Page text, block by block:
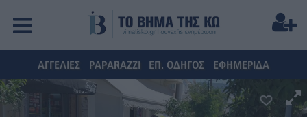
ΑΓΓΕΛΙΕΣ PAPARAZZI ΕΠ. ΟΔΗΓΟΣ ΕΦΗΜΕΡΙΔΑ